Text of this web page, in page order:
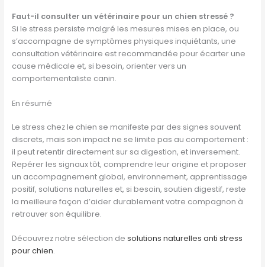
Faut-il consulter un vétérinaire pour un chien stressé ?
Si le stress persiste malgré les mesures mises en place, ou
s’accompagne de symptômes physiques inquiétants, une
consultation vétérinaire est recommandée pour écarter une
cause médicale et, si besoin, orienter vers un
comportementaliste canin.
En résumé
Le stress chez le chien se manifeste par des signes souvent
discrets, mais son impact ne se limite pas au comportement :
il peut retentir directement sur sa digestion, et inversement.
Repérer les signaux tôt, comprendre leur origine et proposer
un accompagnement global, environnement, apprentissage
positif, solutions naturelles et, si besoin, soutien digestif, reste
la meilleure façon d’aider durablement votre compagnon à
retrouver son équilibre.
Découvrez notre sélection de solutions naturelles anti stress
pour chien.